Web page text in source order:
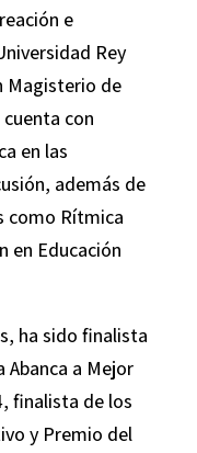
e
Rey
Magisterio de
con
en las
además de
como Rítmica
en Educación
ha sido finalista
Abanca a Mejor
finalista de los
y Premio del